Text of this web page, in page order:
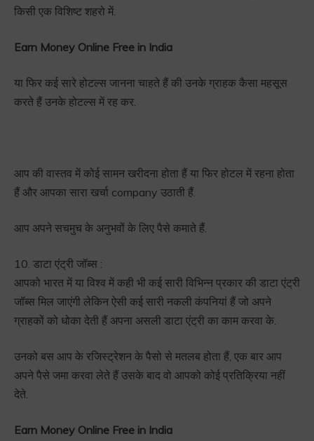
किसी एक विशिष्ट शहरो में.
Earn Money Online Free in India
या फिर कई सारे होटल्स जानना चाहते हैं की उनके ग्राहक कैसा महसूस
करते हैं उनके होटल्स में रह कर.
आप की वास्तव में कोई सामन खरीदना होता हैं या फिर होटल में रहना होता
हैं और आपका सारा खर्चा company उठाती हैं.
आप अपने सचमुच के अनुभवों के लिए पैसे कमाते हैं.
10. डाटा एंट्री जॉब्स :
आपको भारत में या विश्व में कही भी कई सारी विभिन्न प्रकार की डाटा एंट्री
जॉब्स मिल जाएंगी लेकिन ऐसी कई सारी नकली कंपनियां हैं जो अपने
ग्राहकों को धोका देती हैं अपना असली डाटा एंट्री का काम करवा के.
उनको बस आप के रजिस्ट्रेशन के पैसो से मतलब होता हैं, एक बार आप
अपने पैसे जमा करवा लेते हैं उसके बाद वो आपको कोई प्रतिक्रिया नहीं
देते.
Earn Money Online Free in India